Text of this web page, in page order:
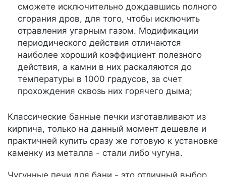
сможете исключительно дождавшись полного
сгорания дров, для того, чтобы исключить
отравления угарным газом. Модификации
периодического действия отличаются
наиболее хороший коэффициент полезного
действия, а камни в них раскаляются до
температуры в 1000 градусов, за счет
прохождения сквозь них горячего дыма;
Классические банные печки изготавливают из
кирпича, только на данный момент дешевле и
практичней купить сразу же готовую к установке
каменку из металла - стали либо чугуна.
Чугунные печи для бани - это отличный выбор